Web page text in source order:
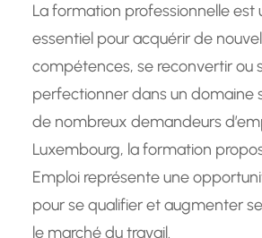
La formation professionnelle est
essentiel pour acquérir de
compétences, se reconvertir ou
perfectionner dans un domaine
de nombreux demandeurs
Luxembourg, la formation
Emploi représente une
pour se qualifier et augmenter
le marché du travail.